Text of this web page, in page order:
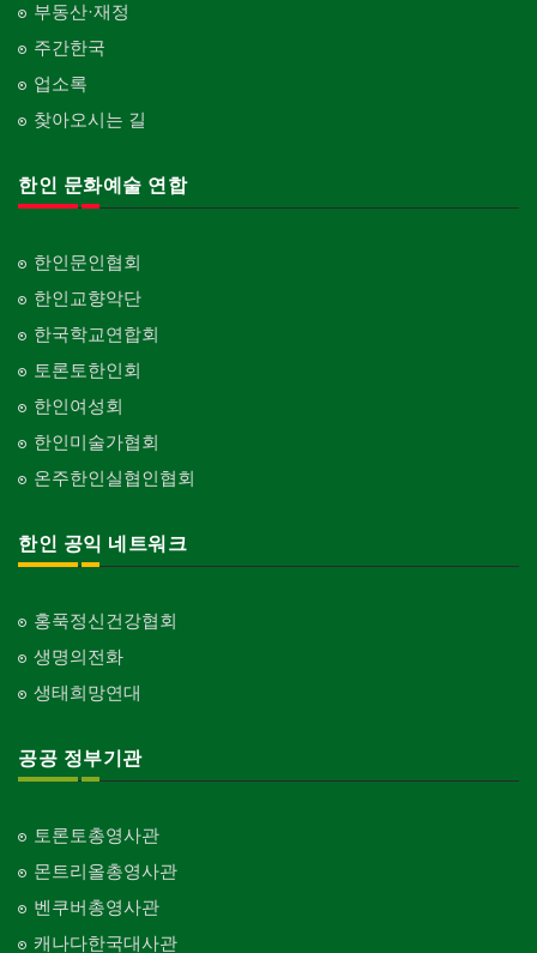
부동산·재정
주간한국
업소록
찾아오시는 길
한인 문화예술 연합
한인문인협회
한인교향악단
한국학교연합회
토론토한인회
한인여성회
한인미술가협회
온주한인실협인협회
한인 공익 네트워크
홍푹정신건강협회
생명의전화
생태희망연대
공공 정부기관
토론토총영사관
몬트리올총영사관
벤쿠버총영사관
캐나다한국대사관